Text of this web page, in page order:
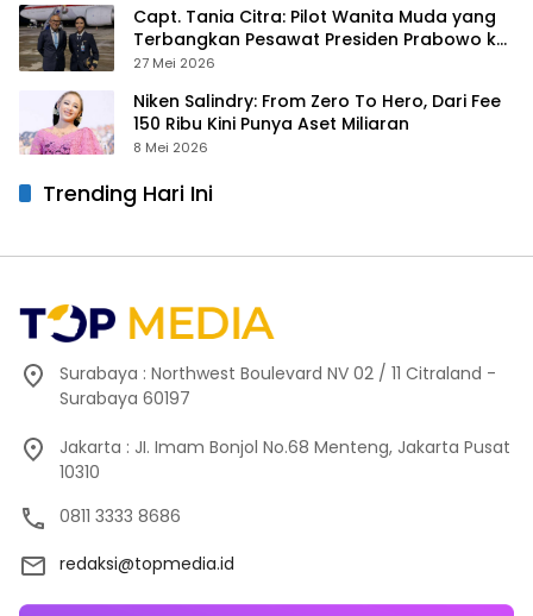
Capt. Tania Citra: Pilot Wanita Muda yang
Terbangkan Pesawat Presiden Prabowo ke
Prancis
27 Mei 2026
Niken Salindry: From Zero To Hero, Dari Fee
150 Ribu Kini Punya Aset Miliaran
8 Mei 2026
Trending Hari Ini
Surabaya : Northwest Boulevard NV 02 / 11 Citraland -
Surabaya 60197
Jakarta : JI. Imam Bonjol No.68 Menteng, Jakarta Pusat
10310
0811 3333 8686
redaksi@topmedia.id